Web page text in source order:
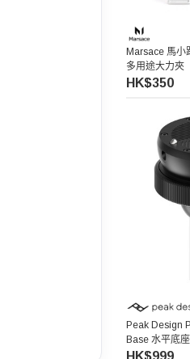
Marsace 馬小
多用途大力夾
HK$350
Peak Design
Base 水平底座
HK$999